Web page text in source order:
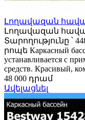
Լողավազան
Լողավազան
Տարողությունը ՝
րոպե Каркасный
устанавливается c
средств. Красивый,
48 000 դրամ
Ավելացնել